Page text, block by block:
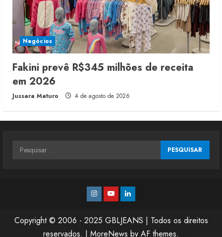
Negócios
Fakini prevê R$345 milhões de receita
em 2026
Jussara Maturo 4 de agosto de 2026
Pesquisar
Instagram
YoutubeLinkedin
Copyright © 2006 - 2025 GBLJEANS | Todos os direitos
reservados. | MoreNews by AF themes.